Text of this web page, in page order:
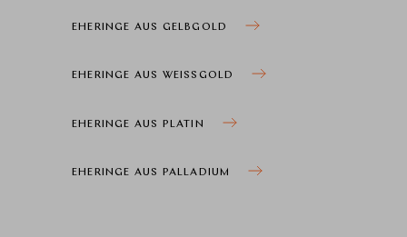
EHERINGE AUS GELBGOLD
EHERINGE AUS WEISSGOLD
EHERINGE AUS PLATIN
EHERINGE AUS PALLADIUM